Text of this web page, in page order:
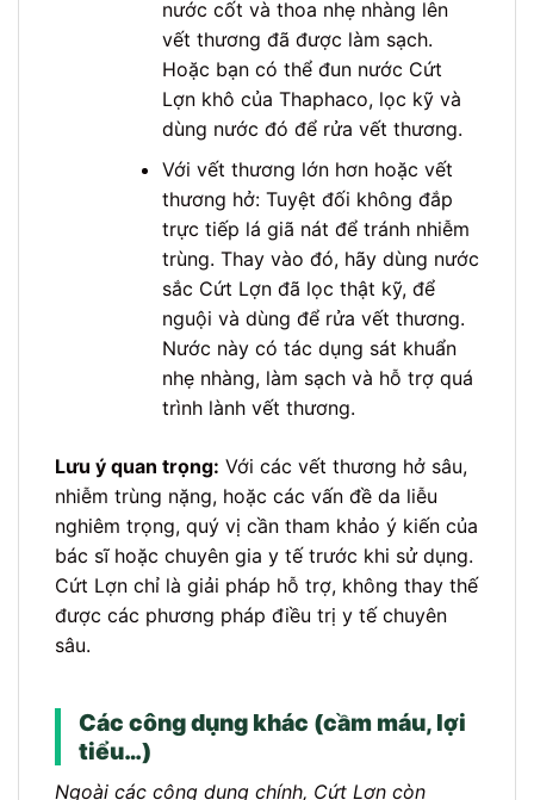
nước cốt và thoa nhẹ nhàng lên
vết thương đã được làm sạch.
Hoặc bạn có thể đun nước Cứt
Lợn khô của Thaphaco, lọc kỹ và
dùng nước đó để rửa vết thương.
Với vết thương lớn hơn hoặc vết
thương hở: Tuyệt đối không đắp
trực tiếp lá giã nát để tránh nhiễm
trùng. Thay vào đó, hãy dùng nước
sắc Cứt Lợn đã lọc thật kỹ, để
nguội và dùng để rửa vết thương.
Nước này có tác dụng sát khuẩn
nhẹ nhàng, làm sạch và hỗ trợ quá
trình lành vết thương.
Lưu ý quan trọng: Với các vết thương hở sâu,
nhiễm trùng nặng, hoặc các vấn đề da liễu
nghiêm trọng, quý vị cần tham khảo ý kiến của
bác sĩ hoặc chuyên gia y tế trước khi sử dụng.
Cứt Lợn chỉ là giải pháp hỗ trợ, không thay thế
được các phương pháp điều trị y tế chuyên
sâu.
Các công dụng khác (cầm máu, lợi
tiểu…)
Ngoài các công dụng chính, Cứt Lợn còn